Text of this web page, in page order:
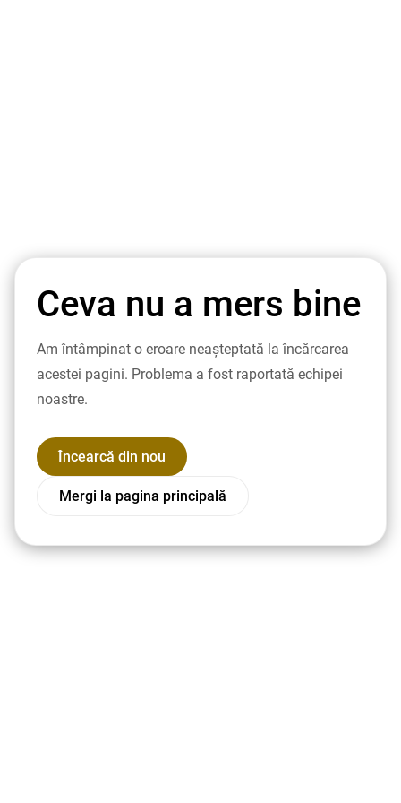
Ceva nu a mers bine
Am întâmpinat o eroare neașteptată la încărcarea
acestei pagini. Problema a fost raportată echipei
noastre.
Încearcă din nou
Mergi la pagina principală